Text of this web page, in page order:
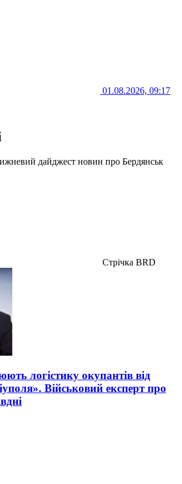
01.08.2026, 09:17
дайджест новин про Бердянськ
Стрічка BRD
логістику окупантів від
Військовий експерт про